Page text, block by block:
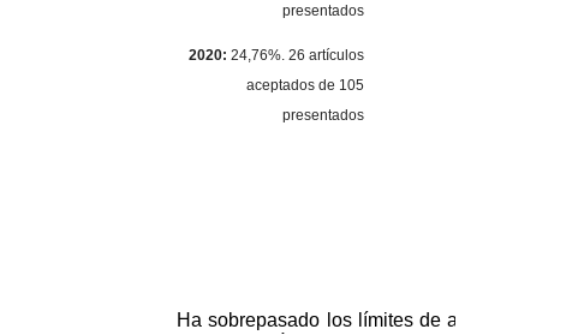
presentados
2020: 24,76%. 26 artículos
aceptados de 105
presentados